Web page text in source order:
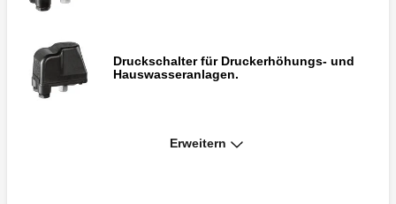
Druckschalter für Druckerhöhungs- und
Hauswasseranlagen.
Erweitern